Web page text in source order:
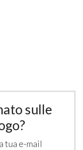
sulle
tua e-mail